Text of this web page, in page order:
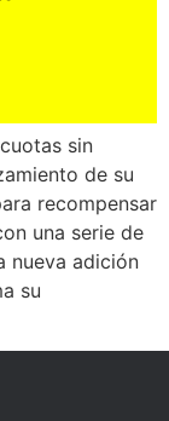
sin
de su
recompensar
una serie de
nueva adición
su